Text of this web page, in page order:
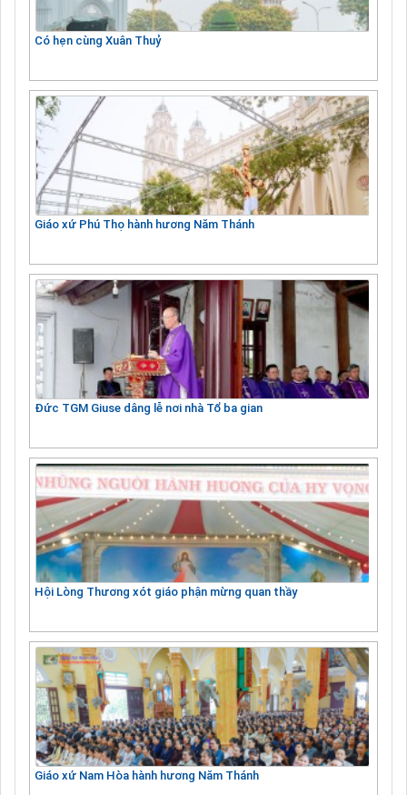
Có hẹn cùng Xuân Thuỷ
Giáo xứ Phú Thọ hành hương Năm Thánh
Đức TGM Giuse dâng lễ nơi nhà Tổ ba gian
Hội Lòng Thương xót giáo phận mừng quan thầy
Giáo xứ Nam Hòa hành hương Năm Thánh